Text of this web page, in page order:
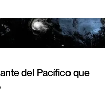
del Pacífico que